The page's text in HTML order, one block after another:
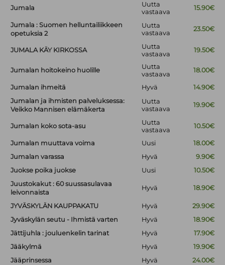
Jumala
Uutta
vastaava
15.90€
Jumala : Suomen helluntailiikkeen
opetuksia 2
Uutta
vastaava
23.50€
JUMALA KÄY KIRKOSSA
Uutta
vastaava
19.50€
Jumalan hoitokeino huolille
Uutta
vastaava
18.00€
Jumalan ihmeitä Hyvä
14.90€
Jumalan ja ihmisten palveluksessa:
Veikko Mannisen elämäkerta
Uutta
vastaava
19.90€
Jumalan koko sota-asu
Uutta
vastaava
10.50€
Jumalan muuttava voima Uusi
18.00€
Jumalan varassa
Hyvä
9.90€
Juokse poika juokse
Uusi
10.50€
Juustokakut : 60 suussasulavaa
leivonnaista
Hyvä 18.90€
JYVÄSKYLÄN KAUPPAKATU Hyvä
29.90€
Jyväskylän seutu - Ihmistä varten
Hyvä
18.90€
Jättijuhla : jouluenkelin tarinat
Hyvä
17.90€
Jääkylmä
Hyvä
19.90€
Jääprinsessa
Hyvä
24.00€